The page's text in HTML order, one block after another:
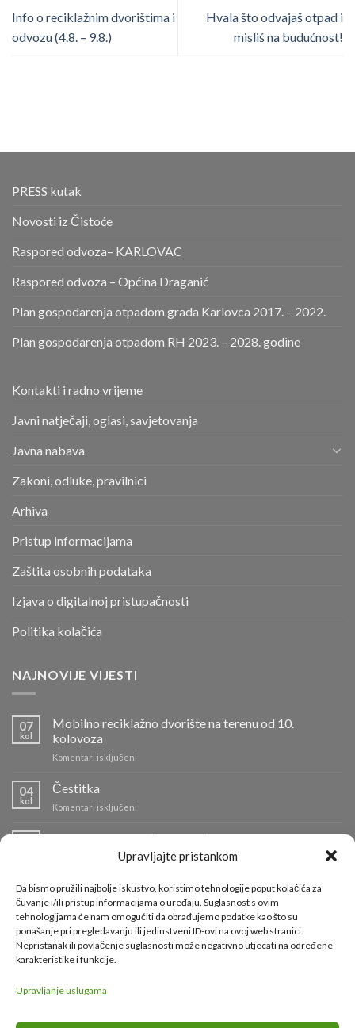
Upravljajte pristankom
Da bismo pružili najbolje iskustvo, koristimo tehnologije poput kolačića za
čuvanje i/ili pristup informacijama o uređaju. Suglasnost s ovim
tehnologijama će nam omogućiti da obrađujemo podatke kao što su
ponašanje pri pregledavanju ili jedinstveni ID-ovi na ovoj web stranici.
Nepristanak ili povlačenje suglasnosti može negativno utjecati na određene
karakteristike i funkcije.
Upravljanje uslugama
Info o reciklažnim dvorištima i
odvozu (4.8. – 9.8.)
Hvala što odvajaš otpad i
misliš na budućnost!
PRESS kutak
Novosti iz Čistoće
Raspored odvoza– KARLOVAC
Raspored odvoza – Općina Draganić
Plan gospodarenja otpadom grada Karlovca 2017. – 2022.
Plan gospodarenja otpadom RH 2023. – 2028. godine
Kontakti i radno vrijeme
Javni natječaji, oglasi, savjetovanja
Javna nabava
Zakoni, odluke, pravilnici
Arhiva
Pristup informacijama
Zaštita osobnih podataka
Izjava o digitalnoj pristupačnosti
Politika kolačića
NAJNOVIJE VIJESTI
07
kol
Mobilno reciklažno dvorište na terenu od 10.
kolovoza
Komentari isključeni
od
kolovoza
04
kol
Čestitka
Komentari isključeni
Info o radu reciklažnih dvorišta i odvozu komunalnog
Info
o
radu
reciklažnih
dvorišta
i
01
kol
Požar na Odlagalištu Ilovac lokaliziran
Komentari isključeniza
Požar
na
KORISNI LINKOVI